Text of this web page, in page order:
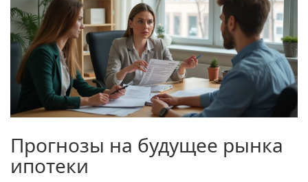
Прогнозы на будущее рынка
ипотеки